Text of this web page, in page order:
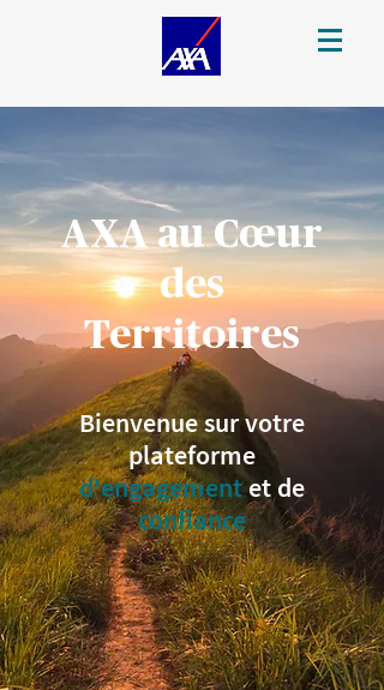
AXA au Cœur
des
Territoires
Bienvenue sur votre
plateforme
d'engagementet de
confiance